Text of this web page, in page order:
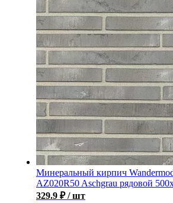
Минеральный кирпич
AZ020R50 Aschgrau рядовой
329.9 ₽ / шт